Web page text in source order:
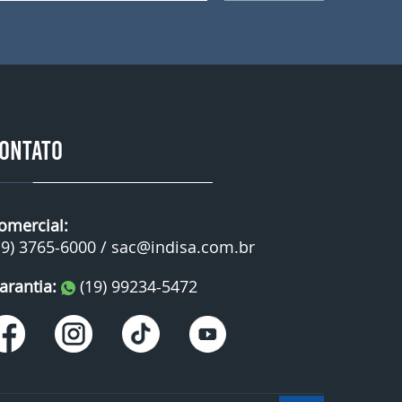
3765-6000 / sac@indisa.com.br
(19) 99234-5472